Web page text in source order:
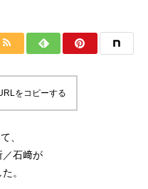
をコピーする
、
／石﨑が
。